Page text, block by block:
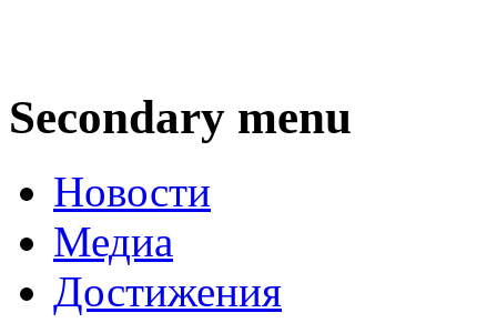
Secondary menu
Новости
Медиа
Достижения